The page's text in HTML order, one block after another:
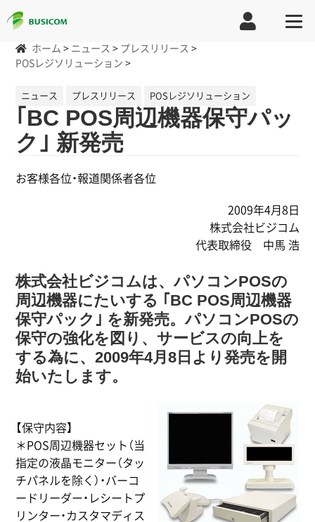
ホーム > ニュース > プレスリリース >
POSレジソリューション >
ニュース プレスリリース POSレジソリューション
｢BC POS周辺機器保守パッ
ク｣ 新発売
お客様各位・報道関係者各位
2009年4月8日
株式会社ビジコム
代表取締役 中馬 浩
株式会社ビジコムは、パソコンPOSの
周辺機器にたいする ｢BC POS周辺機器
保守パック｣ を新発売。パソコンPOSの
保守の強化を図り、サービスの向上を
する為に、2009年4月8日より発売を開
始いたします。
【保守内容】
＊POS周辺機器セット（当
指定の液晶モニター（タッ
チパネルを除く）・バーコ
ードリーダー・レシートプ
リンター・カスタマディス